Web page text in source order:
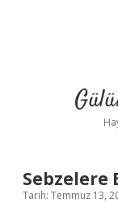
Sebzelere
Tarih: Temmuz 13,